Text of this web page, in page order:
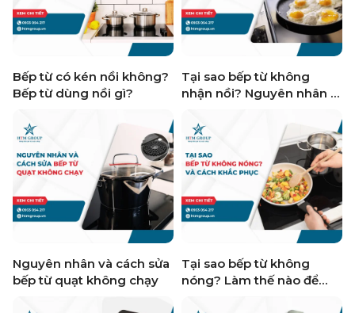
Bếp từ có kén nồi không?
Bếp từ dùng nồi gì?
Tại sao bếp từ không
nhận nồi? Nguyên nhân &
Nguyên nhân và cách sửa
bếp từ quạt không chạy
Tại sao bếp từ không
nóng? Làm thế nào để